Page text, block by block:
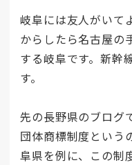
岐阜には友人がいて
からしたら名古屋の
する岐阜です。新幹
す。
先の長野県のブログ
団体商標制度という
阜県を例に、この制